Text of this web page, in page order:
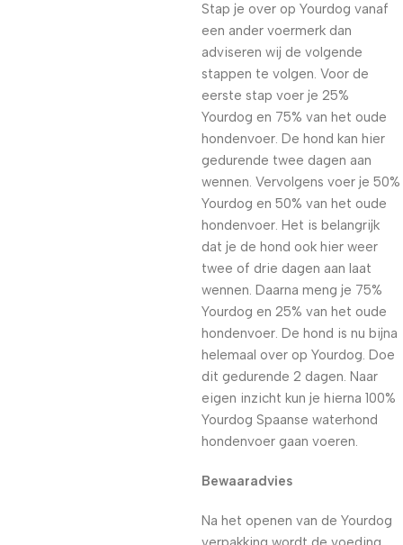
Stap je over op Yourdog vanaf
een ander voermerk dan
adviseren wij de volgende
stappen te volgen. Voor de
eerste stap voer je 25%
Yourdog en 75% van het oude
hondenvoer. De hond kan hier
gedurende twee dagen aan
wennen. Vervolgens voer je 50%
Yourdog en 50% van het oude
hondenvoer. Het is belangrijk
dat je de hond ook hier weer
twee of drie dagen aan laat
wennen. Daarna meng je 75%
Yourdog en 25% van het oude
hondenvoer. De hond is nu bijna
helemaal over op Yourdog. Doe
dit gedurende 2 dagen. Naar
eigen inzicht kun je hierna 100%
Yourdog Spaanse waterhond
hondenvoer gaan voeren.
Bewaaradvies
Na het openen van de Yourdog